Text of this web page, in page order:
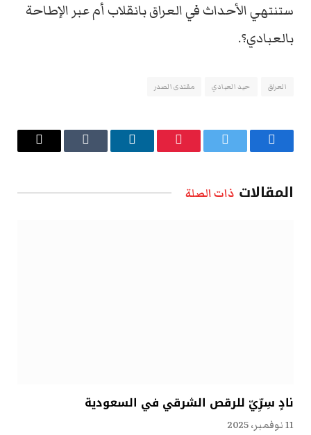
ستنتهي الأحداث في العراق بانقلاب أم عبر الإطاحة
بالعبادي؟.
العراق حيد العبادي مقتدى الصدر
فيسبوك تويتر بينتيريستلينكدإن Tumblr
البريد
المقالات ذات الصلة
نادٍ سِرِّيّ للرقص الشرقي في السعودية
11 نوفمبر، 2025